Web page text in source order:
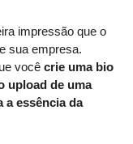
impressão que o
sua empresa.
você crie uma bio
upload de uma
a essência da